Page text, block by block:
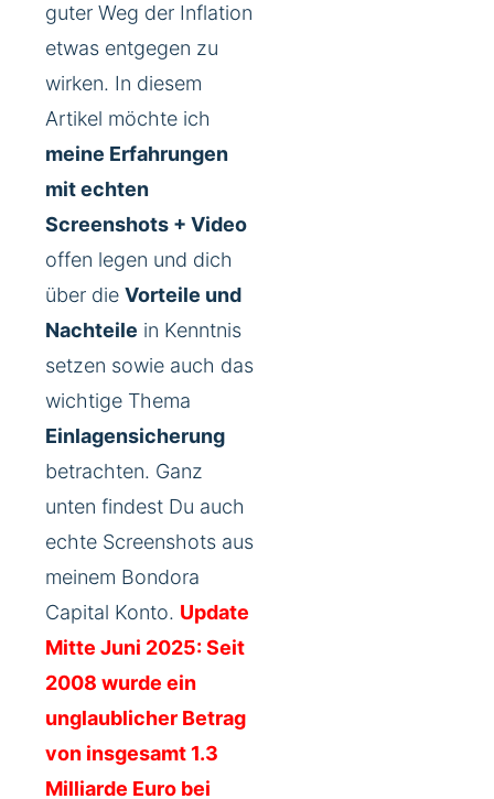
guter Weg der Inflation
etwas entgegen zu
wirken. In diesem
Artikel möchte ich
meine Erfahrungen
mit echten
Screenshots + Video
offen legen und dich
über die Vorteile und
Nachteile in Kenntnis
setzen sowie auch das
wichtige Thema
Einlagensicherung
betrachten. Ganz
unten findest Du auch
echte Screenshots aus
meinem Bondora
Capital Konto. Update
Mitte Juni 2025:Seit
2008 wurde ein
unglaublicher Betrag
von insgesamt 1.3
Milliarde Euro bei